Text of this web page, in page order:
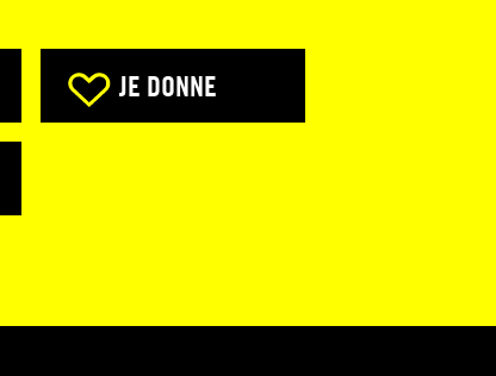
JE DONNE